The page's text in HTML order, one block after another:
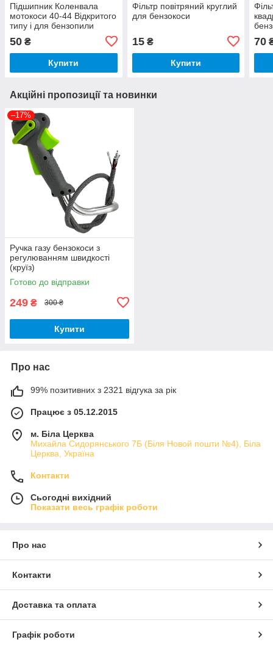
Підшипник Коленвала
мотокоси 40-44 Відкритого
типу і для бензопили
50 ₴
Купити
Фільтр повітряний круглий
для бензокоси
15₴
Купити
70
Акційні пропозиції та новинки
–17%
Ручка газу бензокоси з
регулюванням швидкості
(круїз)
Готово до відправки
249 ₴ 300 ₴
Купити
Про нас
99% позитивних з 2321 відгука за рік
Працює з 05.12.2015
м. Біла Церква
Михайла Сидорянського 7Б (Біля Новой пошти №4), Біла
Церква, Україна
Контакти
Сьогодні вихідний
Показати весь графік роботи
Про нас
Контакти
Доставка та оплата
Графік роботи